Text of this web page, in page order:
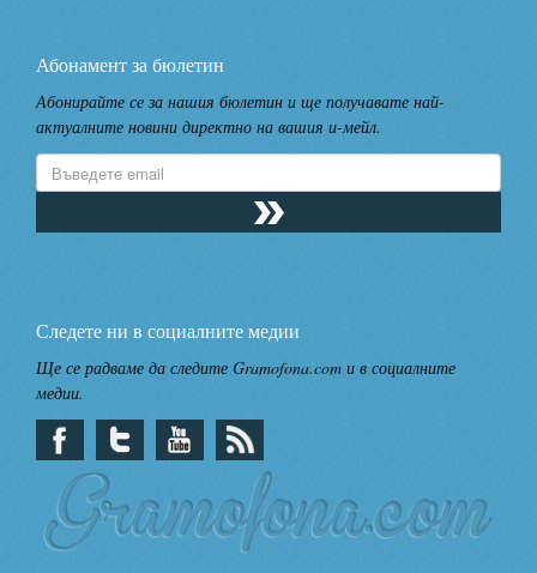
Абонамент за бюлетин
Абонирайте се за нашия бюлетин и ще получавате най-
актуалните новини директно на вашия и-мейл.
Следете ни в социалните медии
Ще се радваме да следите Gramofona.com и в социалните
медии.